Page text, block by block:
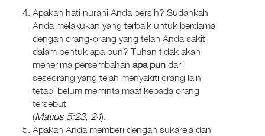
Apakah hati nurani Anda bersih? Sudahkah
Anda melakukan yang terbaik untuk berdamai
dengan orang-orang yang telah Anda sakiti
dalam bentuk apa pun? Tuhan tidak akan
menerima persembahan apa pun dari
seseorang yang telah menyakiti orang lain
tetapi belum meminta maaf kepada orang
tersebut
(Matius 5:23, 24).
Apakah Anda memberi dengan sukarela dan